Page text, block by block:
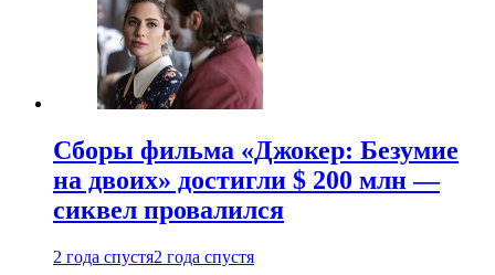
Сборы фильма «Джокер: Безумие
на двоих» достигли $ 200 млн —
сиквел провалился
2 года спустя2 года спустя